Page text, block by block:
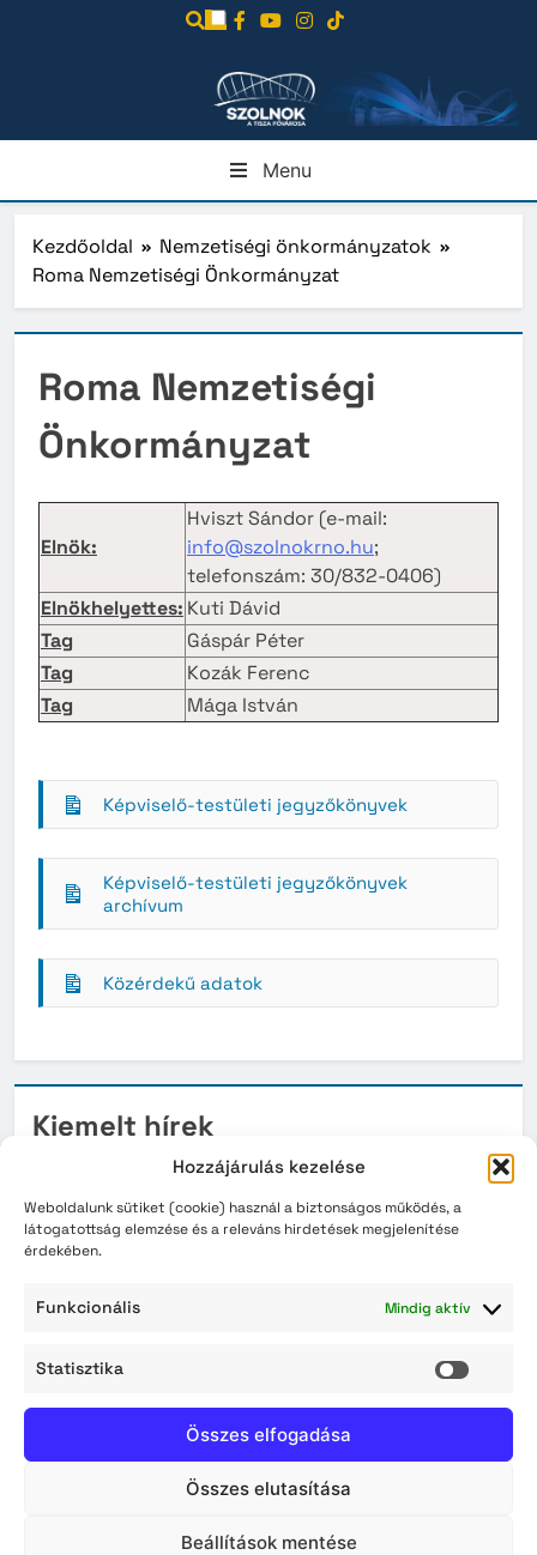
Hozzájárulás kezelése
Weboldalunk sütiket (cookie) használ a biztonságos működés, a
látogatottság elemzése és a releváns hirdetések megjelenítése
érdekében.
Funkcionális Mindig aktív
Statisztika
Összes elfogadása
Összes elutasítása
Beállítások mentése
Menu
Kezdőoldal
Nemzetiségi önkormányzatok
Roma Nemzetiségi Önkormányzat
Roma Nemzetiségi
Önkormányzat
Elnök:
info@szolnokrno.hu;
telefonszám: 30/832-0406)
Elnökhelyettes: Kuti Dávid
Tag
Gáspár Péter
Tag
Kozák Ferenc
Tag
Mága István
Képviselő-testületi jegyzőkönyvek
Képviselő-testületi jegyzőkönyvek
archívum
Közérdekű adatok
Kiemelt hírek
Gondoskodjunk a takarékos vízhasználatról
Lakossági tájékoztatás – Zajhatással járó vízi és
légi kiképzés
Érvényüket vesztik a régi, könyv formátumú
személyazonosító igazolványok augusztus 3-án
Archívum
2026. augusztus